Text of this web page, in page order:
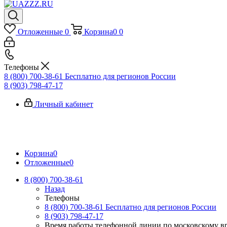
Отложенные 0 Корзина0 0
Телефоны
8 (800) 700-38-61 Бесплатно для регионов России
8 (903) 798-47-17
Личный кабинет
Корзина0
Отложенные0
8 (800) 700-38-61
Назад
Телефоны
8 (800) 700-38-61 Бесплатно для регионов России
8 (903) 798-47-17
Время работы телефонной линии по московскому